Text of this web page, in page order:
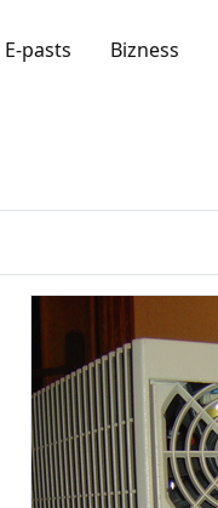
E-pasts Bizness